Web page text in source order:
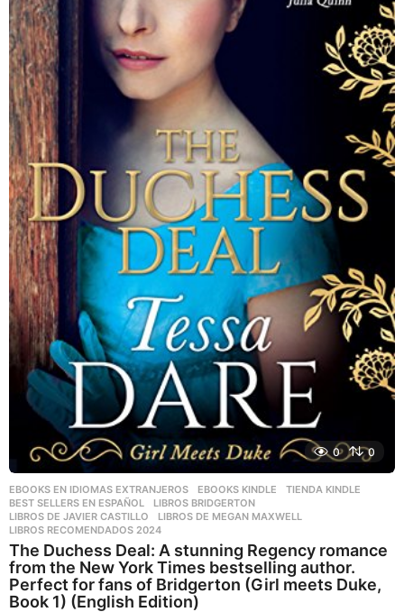
0 0
EBOOKS EN IDIOMAS EXTRANJEROS ,EBOOKS KINDLE ,TIENDA KINDLE
BEST SELLERS EN ESPAÑOL
,LIBROS BRIDGERTON
LIBROS DE JAVIER CASTILLO
,LIBROS DE MEGAN MAXWELL
LIBROS RECOMENDADOS 2024
The Duchess Deal: A stunning Regency romance
from the New York Times bestselling author.
Perfect for fans of Bridgerton (Girl meets Duke,
Book 1) (English Edition)